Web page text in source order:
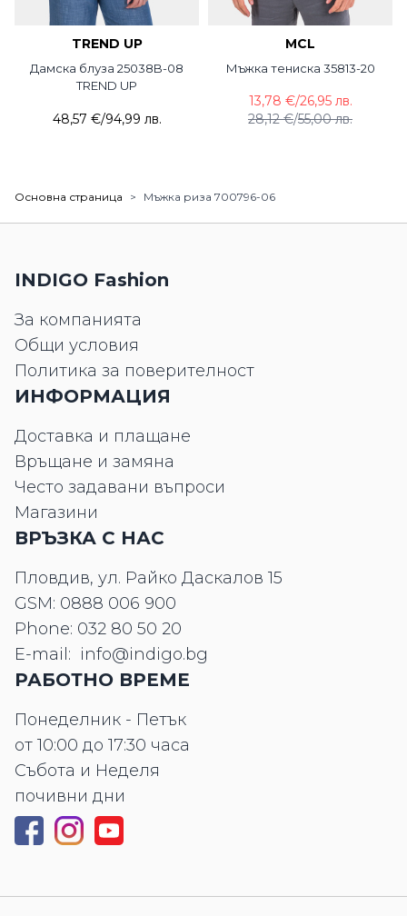
TREND UP
Дамска блуза 25038B-08
TREND UP
48,57 €/94,99 лв.
MCL
Мъжка тениска 35813-20
28,12 €/55,00 лв.
13,78 €/26,95 лв.
Основна страница > Мъжка риза 700796-06
INDIGO Fashion
За компанията
Общи условия
Политика за поверителност
ИНФОРМАЦИЯ
Доставка и плащане
Връщане и замяна
Често задавани въпроси
Магазини
ВРЪЗКА С НАС
Пловдив, ул. Райко Даскалов 15
GSM: 0888 006 900
Phone: 032 80 50 20
E-mail: info@indigo.bg
РАБОТНО ВРЕМЕ
Понеделник - Петък
от 10:00 до 17:30 часа
Събота и Неделя
почивни дни